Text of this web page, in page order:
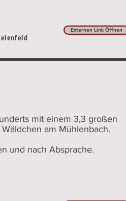
Externen Link Öffnen
mit einem 3,3 großen
am Mühlenbach.
und nach Absprache.